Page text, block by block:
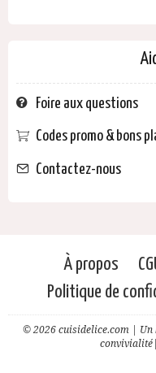
Foire aux questions
Codes promo & bons
Contactez-nous
À propos
Politique de
© 2026 cuisidelice.com | Un